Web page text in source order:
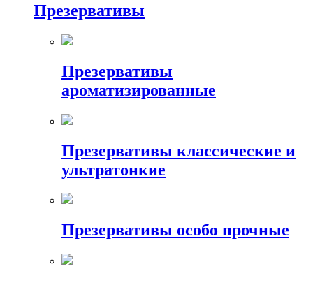
Презервативы
Презервативы
ароматизированные
Презервативы классические и
ультратонкие
Презервативы особо прочные